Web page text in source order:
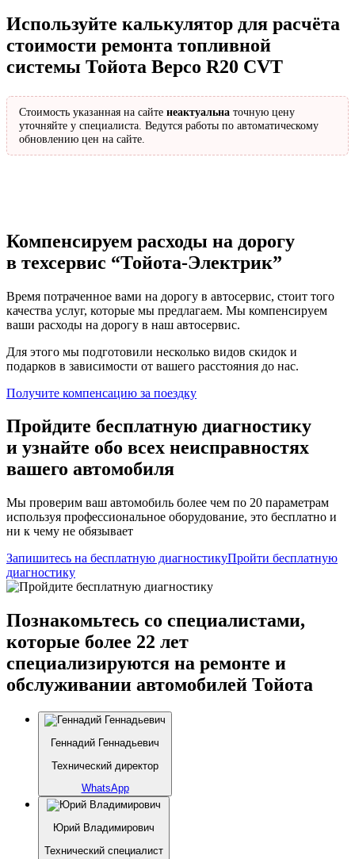
Используйте калькулятор для расчёта
стоимости ремонта топливной
системы Тойота Версо R20 CVT
Стоимость указанная на сайте неактуальна точную цену
уточняйте у специалиста. Ведутся работы по автоматическому
обновлению цен на сайте.
Компенсируем расходы на дорогу
в техсервис “Тойота-Электрик”
Время потраченное вами на дорогу в автосервис, стоит того
качества услуг, которые мы предлагаем. Мы компенсируем
ваши расходы на дорогу в наш автосервис.
Для этого мы подготовили несколько видов скидок и
подарков в зависимости от вашего расстояния до нас.
Получите компенсацию за поездку
Пройдите бесплатную диагностику
и узнайте обо всех неисправностях
вашего автомобиля
Мы проверим ваш автомобиль более чем по 20 параметрам
используя профессиональное оборудование, это бесплатно и
ни к чему не обязывает
Запишитесь на бесплатную диагностикуПройти бесплатную
диагностику
Познакомьтесь со специалистами,
которые более 22 лет
специализируются на ремонте и
обслуживании автомобилей Тойота
Геннадий Геннадьевич
Технический директор
WhatsApp
Юрий Владимирович
Технический специалист